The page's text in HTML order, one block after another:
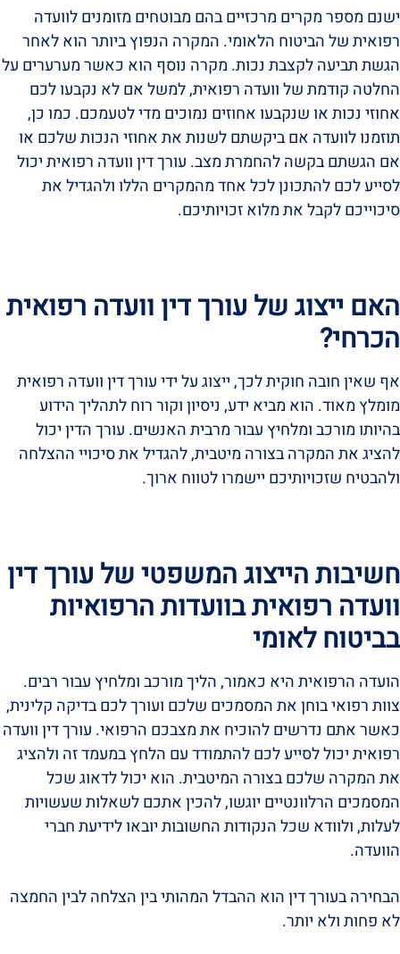
ישנם מספר מקרים מרכזיים בהם מבוטחים מזומנים לוועדה
רפואית של הביטוח הלאומי. המקרה הנפוץ ביותר הוא לאחר
הגשת תביעה לקצבת נכות. מקרה נוסף הוא כאשר מערערים על
החלטה קודמת של וועדה רפואית, למשל אם לא נקבעו לכם
אחוזי נכות או שנקבעו אחוזים נמוכים מדי לטעמכם. כמו כן,
תוזמנו לוועדה אם ביקשתם לשנות את אחוזי הנכות שלכם או
אם הגשתם בקשה להחמרת מצב. עורך דין וועדה רפואית יכול
לסייע לכם להתכונן לכל אחד מהמקרים הללו ולהגדיל את
סיכוייכם לקבל את מלוא זכויותיכם.
האם ייצוג של עורך דין וועדה רפואית
הכרחי?
אף שאין חובה חוקית לכך, ייצוג על ידי עורך דין וועדה רפואית
מומלץ מאוד. הוא מביא ידע, ניסיון וקור רוח לתהליך הידוע
בהיותו מורכב ומלחיץ עבור מרבית האנשים. עורך הדין יכול
להציג את המקרה בצורה מיטבית, להגדיל את סיכויי ההצלחה
ולהבטיח שזכויותיכם יישמרו לטווח ארוך.
חשיבות הייצוג המשפטי של עורך דין
וועדה רפואית בוועדות הרפואיות
בביטוח לאומי
הועדה הרפואית היא כאמור, הליך מורכב ומלחיץ עבור רבים.
צוות רפואי בוחן את המסמכים שלכם ועורך לכם בדיקה קלינית,
כאשר אתם נדרשים להוכיח את מצבכם הרפואי. עורך דין וועדה
רפואית יכול לסייע לכם להתמודד עם הלחץ במעמד זה ולהציג
את המקרה שלכם בצורה המיטבית. הוא יכול לדאוג שכל
המסמכים הרלוונטיים יוגשו, להכין אתכם לשאלות שעשויות
לעלות, ולוודא שכל הנקודות החשובות יובאו לידיעת חברי
הוועדה.
הבחירה בעורך דין הוא ההבדל המהותי בין הצלחה לבין החמצה
לא פחות ולא יותר.